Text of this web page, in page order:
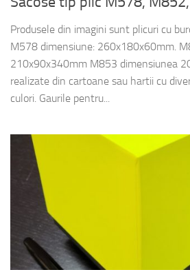
Produsele din imagini sunt plicuri cu
M578 dimensiune: 260x180x60mm.
210x90x340mm M853 dimensiunea
realizate din cartoane sau hartii cu
culori. Gaurile pentru...